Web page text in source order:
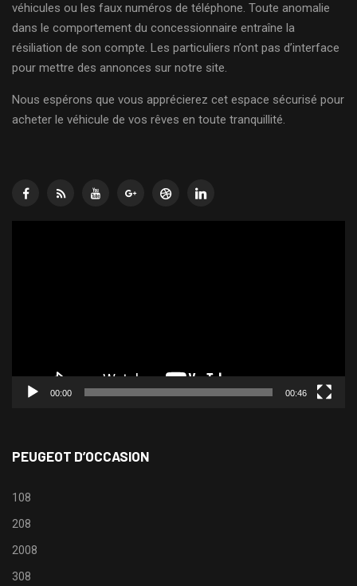
véhicules ou les faux numéros de téléphone. Toute anomalie
dans le comportement du concessionnaire entraîne la
résiliation de son compte. Les particuliers n’ont pas d’interface
pour mettre des annonces sur notre site.
Nous espérons que vous apprécierez cet espace sécurisé pour
acheter le véhicule de vos rêves en toute tranquillité.
00:00 00:46
PEUGEOT D’OCCASION
108
208
2008
308